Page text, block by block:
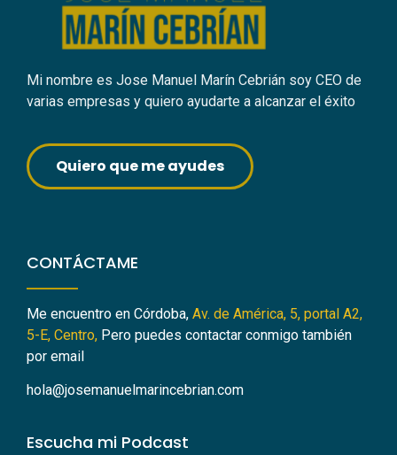
Mi nombre es Jose Manuel Marín Cebrián soy CEO de
varias empresas y quiero ayudarte a alcanzar el éxito
Quiero que me ayudes
CONTÁCTAME
Me encuentro en Córdoba, Av. de América, 5, portal A2,
5-E, Centro, Pero puedes contactar conmigo también
por email
hola@josemanuelmarincebrian.com
Escucha mi Podcast